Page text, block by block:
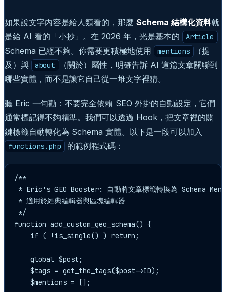
如果說文字內容是給人類看的，那麼 Schema 結構化資料就
是給 AI 看的「小抄」。在 2026 年，光是基本的
Article
Schema 已經不夠。你需要更積極地使用 mentions （提
及）與
about （關於）屬性，明確告訴 AI 這篇文章關聯到
哪些實體，而不是讓它自己從一堆文字裡猜。
聽 Eric 一句勸：不要完全依賴 SEO 外掛的自動設定，它們
通常標記得不夠精準。我們可以透過 Hook，把文章裡的關
鍵標籤自動轉化為 Schema 實體。以下是一段可以加入
functions.php 的範例程式碼：
/**
* Eric's GEO Booster: 自動將文章標籤轉換為 Schema
* 適用於經典編輯器與區塊編輯器
*/
function add_custom_geo_schema() {
    if ( !is_single() ) return;
    global $post;
    $tags = get_the_tags($post->ID);
    $mentions = [];